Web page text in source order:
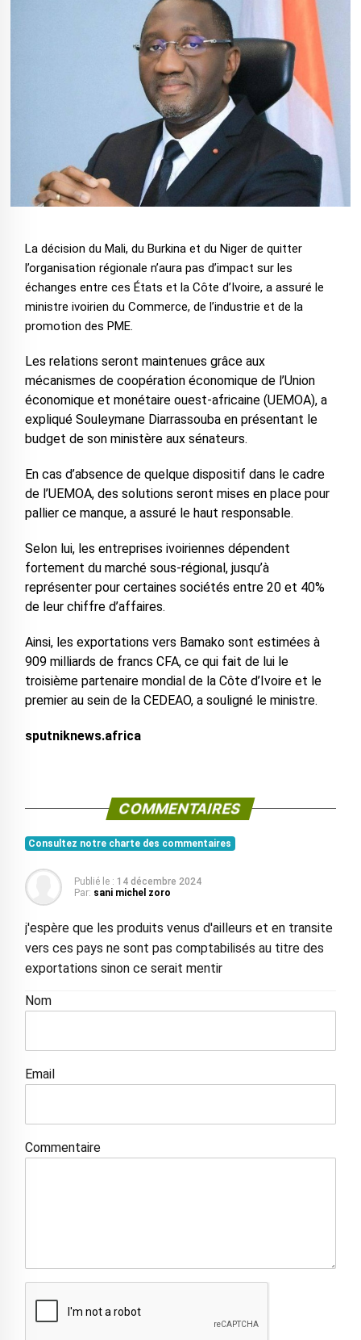
La décision du Mali, du Burkina et du Niger de quitter
l’organisation régionale n’aura pas d’impact sur les
échanges entre ces États et la Côte d’Ivoire, a assuré le
ministre ivoirien du Commerce, de l’industrie et de la
promotion des PME.
Les relations seront maintenues grâce aux
mécanismes de coopération économique de l’Union
économique et monétaire ouest-africaine (UEMOA), a
expliqué Souleymane Diarrassouba en présentant le
budget de son ministère aux sénateurs.
En cas d’absence de quelque dispositif dans le cadre
de l’UEMOA, des solutions seront mises en place pour
pallier ce manque, a assuré le haut responsable.
Selon lui, les entreprises ivoiriennes dépendent
fortement du marché sous-régional, jusqu’à
représenter pour certaines sociétés entre 20 et 40%
de leur chiffre d’affaires.
Ainsi, les exportations vers Bamako sont estimées à
909 milliards de francs CFA, ce qui fait de lui le
troisième partenaire mondial de la Côte d’Ivoire et le
premier au sein de la CEDEAO, a souligné le ministre.
sputniknews.africa
COMMENTAIRES
Consultez notre charte des commentaires
Publié le : 14 décembre 2024
Par: sani michel zoro
j'espère que les produits venus d'ailleurs et en transite
vers ces pays ne sont pas comptabilisés au titre des
exportations sinon ce serait mentir
Nom
Email
Commentaire